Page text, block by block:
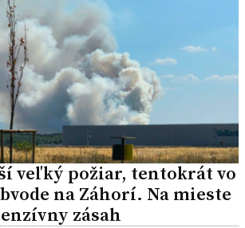
veľký požiar, tentokrát vo
na Záhorí. Na mieste
zásah